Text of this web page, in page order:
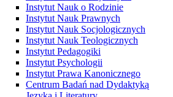
Instytut Nauk o Rodzinie
Instytut Nauk Prawnych
Instytut Nauk Socjologicznych
Instytut Nauk Teologicznych
Instytut Pedagogiki
Instytut Psychologii
Instytut Prawa Kanonicznego
Centrum Badań nad Dydaktyką